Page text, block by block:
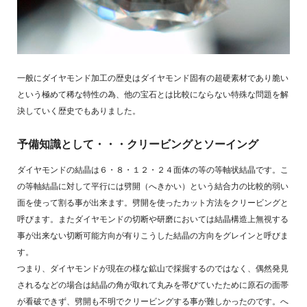
一般にダイヤモンド加工の歴史はダイヤモンド固有の超硬素材であり脆い
という極めて稀な特性の為、他の宝石とは比較にならない特殊な問題を解
決していく歴史でもありました。
予備知識として・・・クリービングとソーイング
ダイヤモンドの結晶は６・８・１２・２４面体の等の等軸状結晶です。こ
の等軸結晶に対して平行には劈開（へきかい）という結合力の比較的弱い
面を使って割る事が出来ます。劈開を使ったカット方法をクリービングと
呼びます。またダイヤモンドの切断や研磨においては結晶構造上無視する
事が出来ない切断可能方向が有りこうした結晶の方向をグレインと呼びま
す。
つまり、ダイヤモンドが現在の様な鉱山で採掘するのではなく、偶然発見
されるなどの場合は結晶の角が取れて丸みを帯びていたために原石の面帯
が看破できず、劈開も不明でクリービングする事が難しかったのです。へ